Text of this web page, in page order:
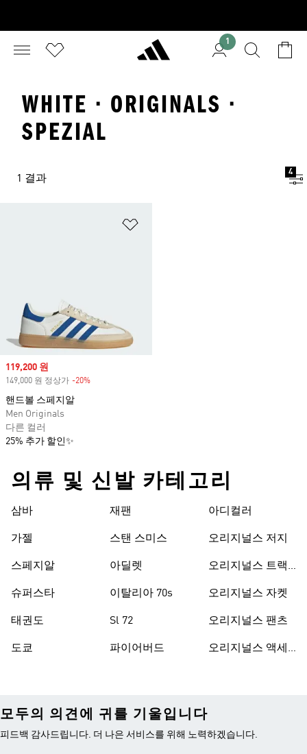
1
WHITE · ORIGINALS ·
SPEZIAL
1 결과
4
Sale price
119,200 원
149,000 원 정상가 -20%
핸드볼 스페지알
Men Originals
다른 컬러
25% 추가 할인✨
의류 및 신발 카테고리
삼바
가젤
스페지알
슈퍼스타
태권도
도쿄
재팬
스탠 스미스
아딜렛
이탈리아 70s
Sl 72
파이어버드
아디컬러
오리지널스 저지
오리지널스 트랙
오리지널스 자켓
오리지널스 팬츠
오리지널스 액세
모두의 의견에 귀를 기울입니다
피드백 감사드립니다. 더 나은 서비스를 위해 노력하겠습니다.